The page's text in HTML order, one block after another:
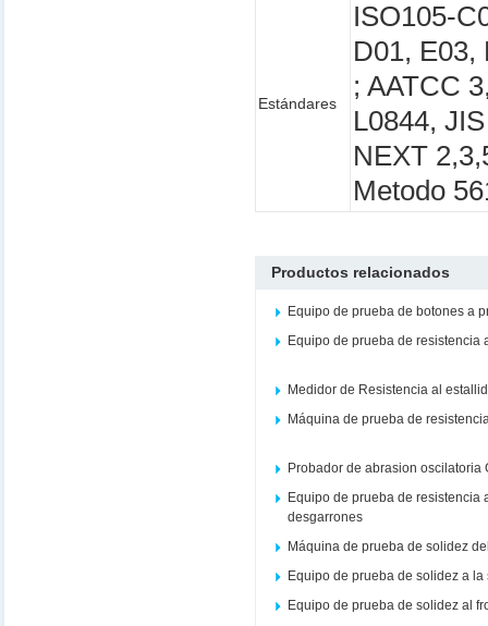
Estándares
ISO105-
D01, E03,
; AATCC
L0844,
NEXT
Metodo
Productos relacionados
Equipo de prueba de botones a
Equipo de prueba de resistencia
Medidor de Resistencia al
Máquina de prueba de
Probador de abrasion oscilatoria
Equipo de prueba de resistencia
desgarrones
Máquina de prueba de solidez
Equipo de prueba de solidez a
Equipo de prueba de solidez al